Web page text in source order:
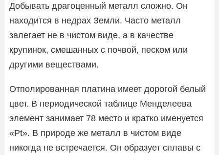
Добывать драгоценный металл сложно. Он
находится в недрах Земли. Часто металл
залегает не в чистом виде, а в качестве
крупинок, смешанных с почвой, песком или
другими веществами.
Отполированная платина имеет дорогой белый
цвет. В периодической таблице Менделеева
элемент занимает 78 место и кратко именуется
«Pt». В природе же металл в чистом виде
никогда не встречается. Он образует сплавы с